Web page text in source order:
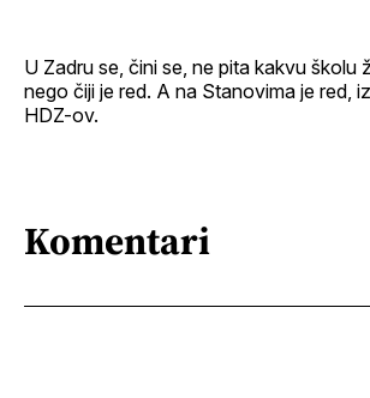
U Zadru se, čini se, ne pita kakvu školu
nego čiji je red. A na Stanovima je red,
HDZ-ov.
Komentari